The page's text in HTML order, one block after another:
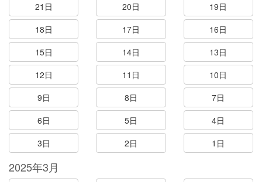
21日
20日
19日
18日
17日
16日
15日
14日
13日
12日
11日
10日
9日
8日
7日
6日
5日
4日
3日
2日 1日
2025年3月